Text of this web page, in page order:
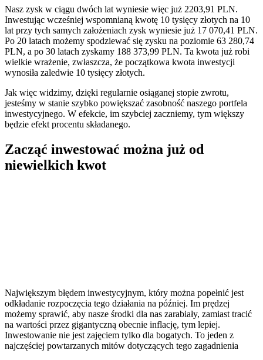
Nasz zysk w ciągu dwóch lat wyniesie więc już 2203,91 PLN.
Inwestując wcześniej wspomnianą kwotę 10 tysięcy złotych na 10
lat przy tych samych założeniach zysk wyniesie już 17 070,41 PLN.
Po 20 latach możemy spodziewać się zysku na poziomie 63 280,74
PLN, a po 30 latach zyskamy 188 373,99 PLN. Ta kwota już robi
wielkie wrażenie, zwłaszcza, że początkowa kwota inwestycji
wynosiła zaledwie 10 tysięcy złotych.
Jak więc widzimy, dzięki regularnie osiąganej stopie zwrotu,
jesteśmy w stanie szybko powiększać zasobność naszego portfela
inwestycyjnego. W efekcie, im szybciej zaczniemy, tym większy
będzie efekt procentu składanego.
Zacząć inwestować można już od
niewielkich kwot
Największym błędem inwestycyjnym, który można popełnić jest
odkładanie rozpoczęcia tego działania na później. Im prędzej
możemy sprawić, aby nasze środki dla nas zarabiały, zamiast tracić
na wartości przez gigantyczną obecnie inflację, tym lepiej.
Inwestowanie nie jest zajęciem tylko dla bogatych. To jeden z
najczęściej powtarzanych mitów dotyczących tego zagadnienia